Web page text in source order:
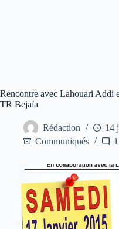
Rencontre avec Lahouari Addi
TR Bejaïa
Rédaction
14
Communiqués
1